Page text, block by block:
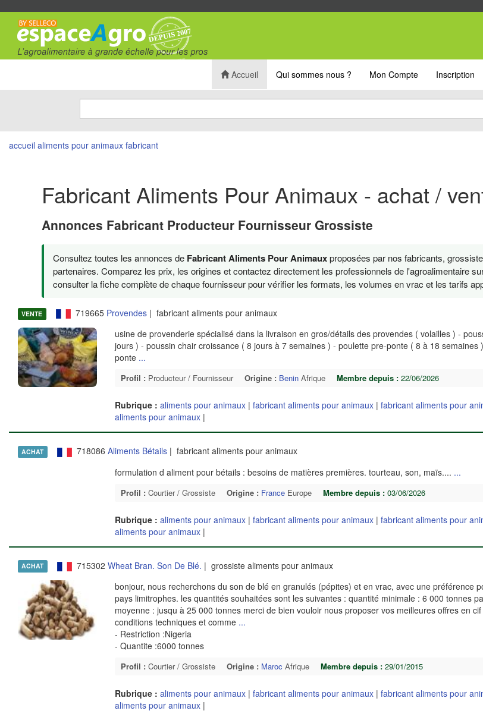
Accueil Qui sommes nous ? Mon Compte Inscription
accueil aliments pour animaux fabricant
Fabricant Aliments Pour Animaux - achat /
Annonces Fabricant Producteur Fournisseur Grossiste
Consultez toutes les annonces de Fabricant Aliments Pour Animauxproposées par nos fabricants,
partenaires. Comparez les prix, les origines et contactez directement les professionnels de l'agroalimentaire
consulter la fiche complète de chaque fournisseur pour vérifier les formats, les volumes en vrac et les tarifs
VENTE 719665 Provendes| fabricant aliments pour animaux
usine de provenderie spécialisé dans la livraison en gros/détails des provendes ( volailles ) -
jours ) - poussin chair croissance ( 8 jours à 7 semaines ) - poulette pre-ponte ( 8 à 18 semaines
ponte ...
Profil :Producteur / Fournisseur Origine : BeninAfrique Membre depuis :22/06/2026
Rubrique : aliments pour animaux | fabricant aliments pour animaux| fabricant aliments pour
aliments pour animaux|
ACHAT 718086 Aliments Bétails| fabricant aliments pour animaux
formulation d aliment pour bétails : besoins de matières premières. tourteau, son, maïs.... ...
Profil :Courtier / Grossiste Origine : FranceEurope Membre depuis :03/06/2026
Rubrique : aliments pour animaux | fabricant aliments pour animaux| fabricant aliments pour
aliments pour animaux|
ACHAT 715302 Wheat Bran. Son De Blé. | grossiste aliments pour animaux
bonjour, nous recherchons du son de blé en granulés (pépites) et en vrac, avec une préférence
pays limitrophes. les quantités souhaitées sont les suivantes : quantité minimale : 6 000 tonnes
moyenne : jusqu à 25 000 tonnes merci de bien vouloir nous proposer vos meilleures offres en
conditions techniques et comme ...
- Restriction :Nigeria
- Quantite :6000 tonnes
Profil :Courtier / Grossiste Origine : Maroc Afrique Membre depuis :29/01/2015
Rubrique : aliments pour animaux | fabricant aliments pour animaux| fabricant aliments pour
aliments pour animaux|